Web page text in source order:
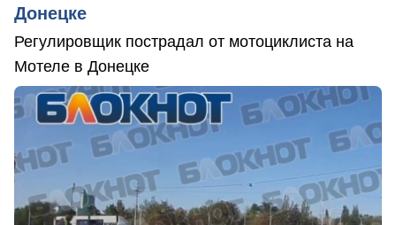
Донецке
Регулировщик пострадал от мотоциклиста на
Мотеле в Донецке